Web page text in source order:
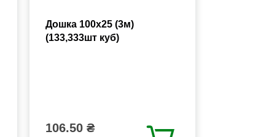
Дошка 100х25 (3м)
(133,333шт куб)
106.50 ₴